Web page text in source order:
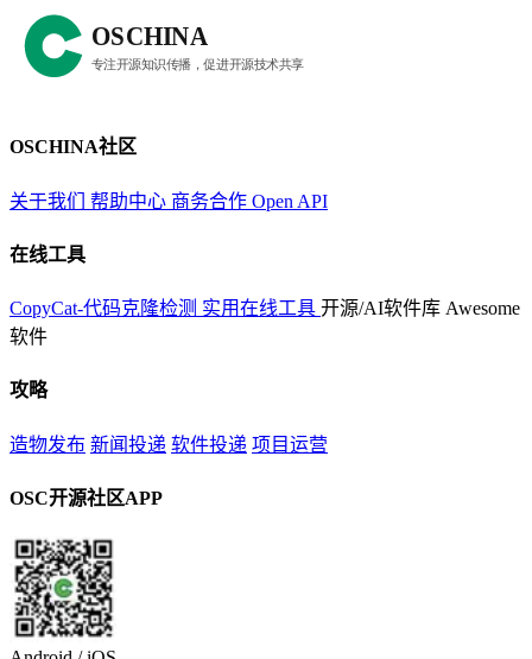
OSCHINA社区
关于我们 帮助中心 商务合作 Open API
在线工具
CopyCat-代码克隆检测 实用在线工具 开源/AI软件库 Awesome
软件
攻略
造物发布 新闻投递 软件投递 项目运营
OSC开源社区APP